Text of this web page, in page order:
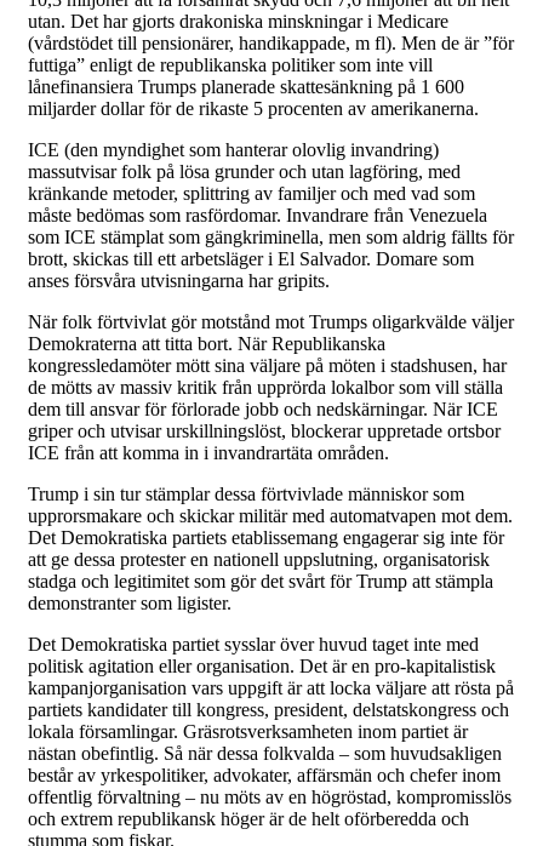
utan. Det har gjorts drakoniska minskningar i Medicare
(vårdstödet till pensionärer, handikappade, m fl). Men de är ”för
futtiga” enligt de republikanska politiker som inte vill
lånefinansiera Trumps planerade skattesänkning på 1 600
miljarder dollar för de rikaste 5 procenten av amerikanerna.
ICE (den myndighet som hanterar olovlig invandring)
massutvisar folk på lösa grunder och utan lagföring, med
kränkande metoder, splittring av familjer och med vad som
måste bedömas som rasfördomar. Invandrare från Venezuela
som ICE stämplat som gängkriminella, men som aldrig fällts för
brott, skickas till ett arbetsläger i El Salvador. Domare som
anses försvåra utvisningarna har gripits.
När folk förtvivlat gör motstånd mot Trumps oligarkvälde väljer
Demokraterna att titta bort. När Republikanska
kongressledamöter mött sina väljare på möten i stadshusen, har
de mötts av massiv kritik från upprörda lokalbor som vill ställa
dem till ansvar för förlorade jobb och nedskärningar. När ICE
griper och utvisar urskillningslöst, blockerar uppretade ortsbor
ICE från att komma in i invandrartäta områden.
Trump i sin tur stämplar dessa förtvivlade människor som
upprorsmakare och skickar militär med automatvapen mot dem.
Det Demokratiska partiets etablissemang engagerar sig inte för
att ge dessa protester en nationell uppslutning, organisatorisk
stadga och legitimitet som gör det svårt för Trump att stämpla
demonstranter som ligister.
Det Demokratiska partiet sysslar över huvud taget inte med
politisk agitation eller organisation. Det är en pro-kapitalistisk
kampanjorganisation vars uppgift är att locka väljare att rösta på
partiets kandidater till kongress, president, delstatskongress och
lokala församlingar. Gräsrotsverksamheten inom partiet är
nästan obefintlig. Så när dessa folkvalda – som huvudsakligen
består av yrkespolitiker, advokater, affärsmän och chefer inom
offentlig förvaltning – nu möts av en högröstad, kompromisslös
och extrem republikansk höger är de helt oförberedda och
stumma som fiskar.